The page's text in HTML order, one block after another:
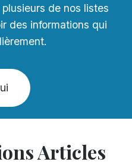
de nos listes
des informations qui
Articles